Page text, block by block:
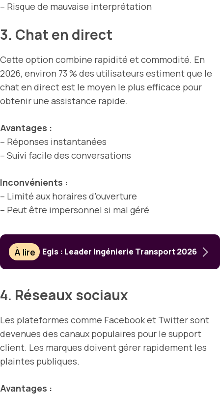
– Risque de mauvaise interprétation
3. Chat en direct
Cette option combine rapidité et commodité. En
2026, environ 73 % des utilisateurs estiment que le
chat en direct est le moyen le plus efficace pour
obtenir une assistance rapide.
Avantages :
– Réponses instantanées
– Suivi facile des conversations
Inconvénients :
– Limité aux horaires d’ouverture
– Peut être impersonnel si mal géré
À lire Egis : Leader Ingénierie Transport 2026
4. Réseaux sociaux
Les plateformes comme Facebook et Twitter sont
devenues des canaux populaires pour le support
client. Les marques doivent gérer rapidement les
plaintes publiques.
Avantages :